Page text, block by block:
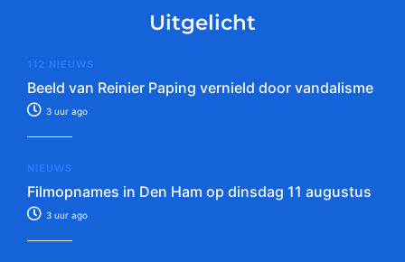
Uitgelicht
112 NIEUWS
Beeld van Reinier Paping vernield door vandalisme
3 uur ago
NIEUWS
Filmopnames in Den Ham op dinsdag 11 augustus
3 uur ago